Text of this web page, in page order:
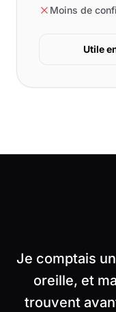
Moins de
Utile
Je comptais
oreille, et
trouvent